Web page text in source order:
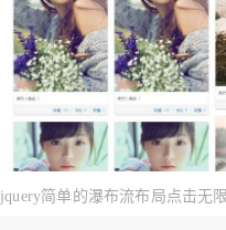
jquery简单的瀑布流布局点击无